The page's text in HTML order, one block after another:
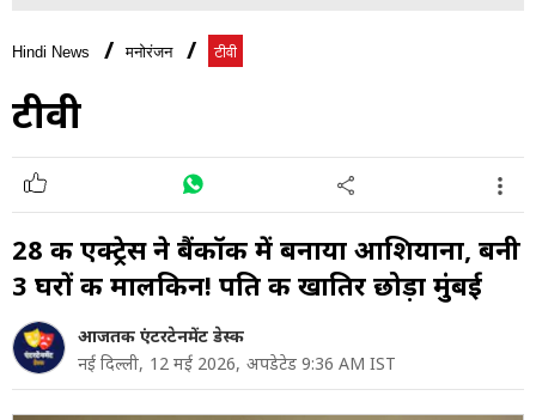
Hindi News मनोरंजन टीवी
टीवी
28 की एक्ट्रेस ने बैंकॉक में बनाया आशियाना, बनी
3 घरों की मालकिन! पति की खातिर छोड़ा मुंबई
आजतक एंटरटेनमेंट डेस्क
नई दिल्ली, 12 मई 2026, अपडेटेड 9:36 AM IST